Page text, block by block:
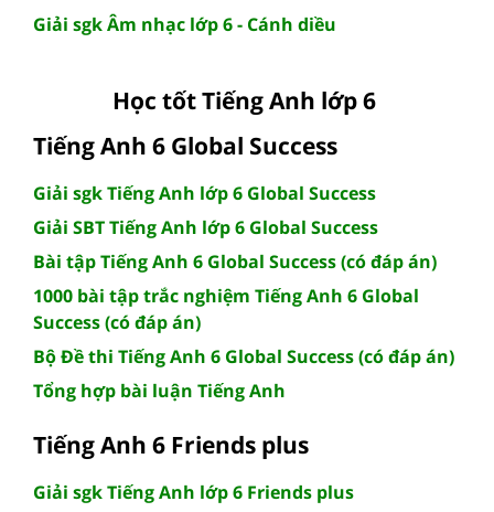
Giải sgk Âm nhạc lớp 6 - Cánh diều
Học tốt Tiếng Anh lớp 6
Tiếng Anh 6 Global Success
Giải sgk Tiếng Anh lớp 6 Global Success
Giải SBT Tiếng Anh lớp 6 Global Success
Bài tập Tiếng Anh 6 Global Success (có đáp án)
1000 bài tập trắc nghiệm Tiếng Anh 6 Global
Success (có đáp án)
Bộ Đề thi Tiếng Anh 6 Global Success (có đáp án)
Tổng hợp bài luận Tiếng Anh
Tiếng Anh 6 Friends plus
Giải sgk Tiếng Anh lớp 6 Friends plus